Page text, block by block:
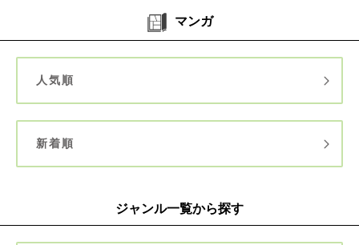
マンガ
人気順
新着順
ジャンル一覧から探す